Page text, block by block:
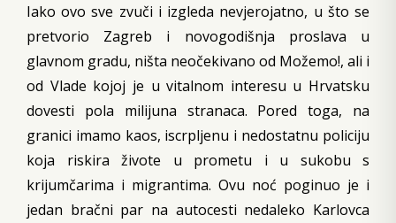
Iako ovo sve zvuči i izgleda nevjerojatno, u što se
pretvorio Zagreb i novogodišnja proslava u
glavnom gradu, ništa neočekivano od Možemo!, ali i
od Vlade kojoj je u vitalnom interesu u Hrvatsku
dovesti pola milijuna stranaca. Pored toga, na
granici imamo kaos, iscrpljenu i nedostatnu policiju
koja riskira živote u prometu i u sukobu s
krijumčarima i migrantima. Ovu noć poginuo je i
jedan bračni par na autocesti nedaleko Karlovca